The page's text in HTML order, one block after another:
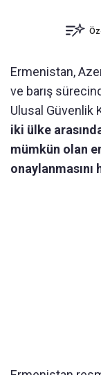
Ermenistan,
ve barış
Ulusal Güvenlik
iki ülke
mümkün olan